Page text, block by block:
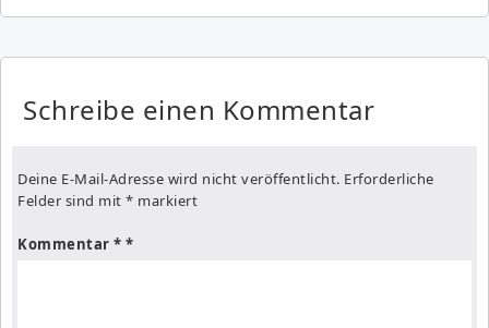
Schreibe einen Kommentar
Deine E-Mail-Adresse wird nicht veröffentlicht. Erforderliche
Felder sind mit * markiert
Kommentar *